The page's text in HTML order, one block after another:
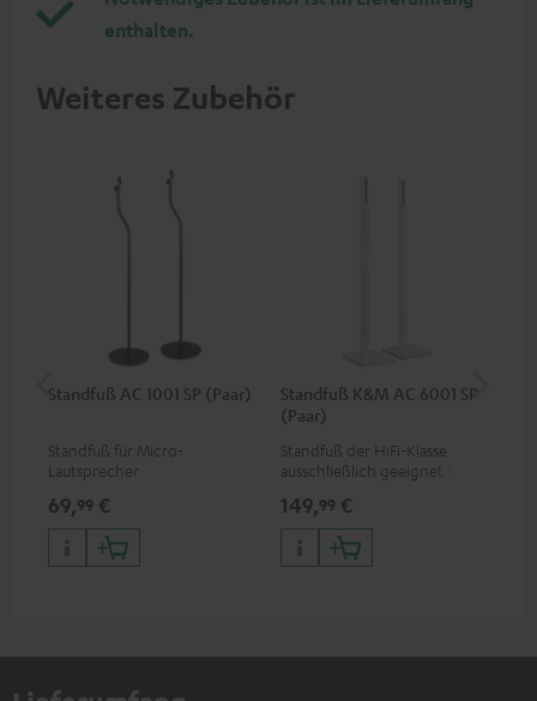
enthalten.
Weiteres Zubehör
Standfuß AC 1001 SP (Paar)
Standfuß für Micro-
Lautsprecher
69,99 €
Standfuß K&M AC 6001 SP
(Paar)
Standfuß der HiFi-Klasse
ausschließlich geeignet für
und CONSONO 25 (CS 25 FCR-
Satelliten)
149,99 €